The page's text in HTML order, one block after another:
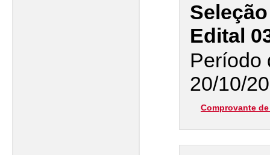
Edital
Período
20/10/
Comprovante